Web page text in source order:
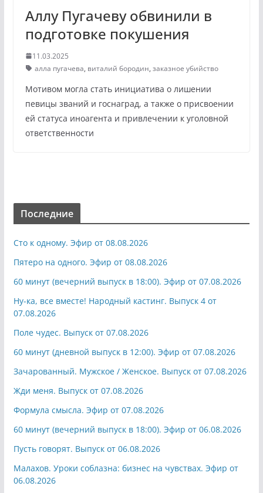
Аллу Пугачеву обвинили в
подготовке покушения
11.03.2025
алла пугачева, виталий бородин, заказное убийство
Мотивом могла стать инициатива о лишении
певицы званий и госнаград, а также о присвоении
ей статуса иноагента и привлечении к уголовной
ответственности
Последние
Сто к одному. Эфир от 08.08.2026
Пятеро на одного. Эфир от 08.08.2026
60 минут (вечерний выпуск в 18:00). Эфир от 07.08.2026
Ну-ка, все вместе! Народный кастинг. Выпуск 4 от
07.08.2026
Поле чудес. Выпуск от 07.08.2026
60 минут (дневной выпуск в 12:00). Эфир от 07.08.2026
Зачарованный. Мужское / Женское. Выпуск от 07.08.2026
Жди меня. Выпуск от 07.08.2026
Формула смысла. Эфир от 07.08.2026
60 минут (вечерний выпуск в 18:00). Эфир от 06.08.2026
Пусть говорят. Выпуск от 06.08.2026
Малахов. Уроки соблазна: бизнес на чувствах. Эфир от
06.08.2026